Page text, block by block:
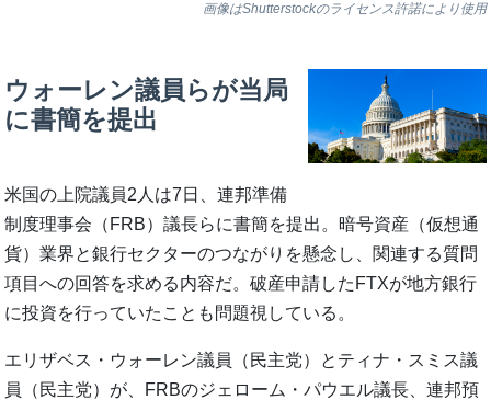
画像はShutterstockのライセンス許諾により使用
ウォーレン議員らが当局
に書簡を提出
米国の上院議員2人は7日、連邦準備
制度理事会（FRB）議長らに書簡を提出。暗号資産（仮想通
貨）業界と銀行セクターのつながりを懸念し、関連する質問
項目への回答を求める内容だ。破産申請したFTXが地方銀行
に投資を行っていたことも問題視している。
エリザベス・ウォーレン議員（民主党）とティナ・スミス議
員（民主党）が、FRBのジェローム・パウエル議長、連邦預